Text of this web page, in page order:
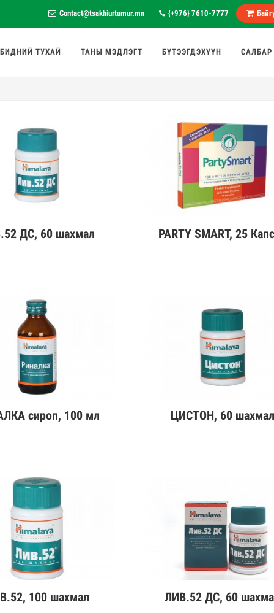
Contact@tsakhiurtumur.mn {+976} 7610-7777
БИДНИЙ ТУХАЙ ТАНЫ МЭДЛЭГТ БҮТЭЭГДЭХҮҮН
ДС, 60 шахмал Дэлгэрэнгүй
PARTY SMART, 25
сироп, 100 мл Дэлгэрэнгүй
ЦИСТОН, 60 шахмал
100 шахмал Дэлгэрэнгүй
ЛИВ.52 ДС, 60